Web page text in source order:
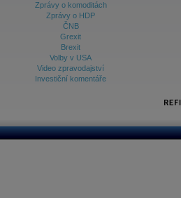
Zprávy o komoditách
Zprávy o HDP
ČNB
Grexit
Brexit
Volby v USA
Video zpravodajství
Investiční komentáře